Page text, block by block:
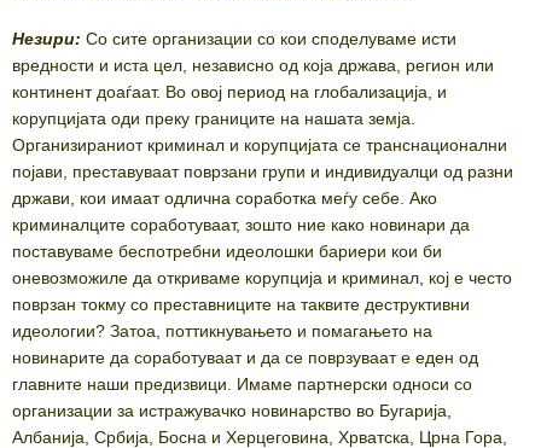
Незири: Со сите организации со кои споделуваме исти
вредности и иста цел, независно од која држава, регион или
континент доаѓаат. Во овој период на глобализација, и
корупцијата оди преку границите на нашата земја.
Организираниот криминал и корупцијата се транснационални
појави, преставуваат поврзани групи и индивидуалци од разни
држави, кои имаат одлична соработка меѓу себе. Ако
криминалците соработуваат, зошто ние како новинари да
поставуваме беспотребни идеолошки бариери кои би
оневозможиле да откриваме корупција и криминал, кој е често
поврзан токму со преставниците на таквите деструктивни
идеологии? Затоа, поттикнувањето и помагањето на
новинарите да соработуваат и да се поврзуваат е еден од
главните наши предизвици. Имаме партнерски односи со
организации за истражувачко новинарство во Бугарија,
Албанија, Србија, Босна и Херцеговина, Хрватска, Црна Гора,